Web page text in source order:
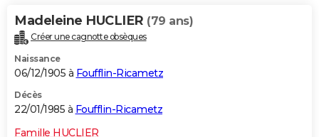
Madeleine HUCLIER (79 ans)
Créer une cagnotte obsèques
Naissance
06/12/1905 à Foufflin-Ricametz
Décès
22/01/1985 à Foufflin-Ricametz
Famille HUCLIER